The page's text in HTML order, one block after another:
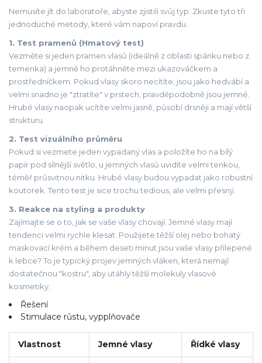
Nemusíte jít do laboratoře, abyste zjistili svůj typ. Zkuste tyto tři
jednoduché metody, které vám napoví pravdu.
1. Test pramenů (Hmatový test)
Vezměte si jeden pramen vlasů (ideálně z oblasti spánku nebo z
temenka) a jemně ho protáhněte mezi ukazováčkem a
prostředníčkem. Pokud vlasy skoro necítíte, jsou jako hedvábí a
velmi snadno je "ztratíte" v prstech, pravděpodobně jsou jemné.
Hrubé vlasy naopak ucítíte velmi jasně, působí drsněji a mají větší
strukturu.
2. Test vizuálního průměru
Pokud si vezmete jeden vypadaný vlas a položíte ho na bílý
papír pod silnější světlo, u jemných vlasů uvidíte velmi tenkou,
téměř průsvitnou nitku. Hrubé vlasy budou vypadat jako robustní
koutorek. Tento test je sice trochu tedious, ale velmi přesný.
3. Reakce na styling a produkty
Zajímajte se o to, jak se vaše vlasy chovají. Jemné vlasy mají
tendenci velmi rychle klesat. Použijete těžší olej nebo bohatý
maskovací krém a během deseti minut jsou vaše vlasy přilepené
k lebce? To je typický projev jemných vláken, která nemají
dostatečnou "kostru", aby utáhly těžší molekulyvlasové
kosmetiky
Řešení
Stimulace růstu, vypplňovače
Vlastnost Jemné vlasy Řídké vlasy